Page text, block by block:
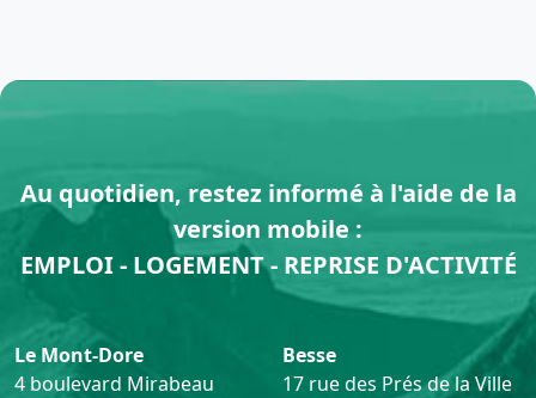
Au quotidien, restez informé à l'aide de la
version mobile :
EMPLOI - LOGEMENT - REPRISE D'ACTIVITÉ
Le Mont-Dore
4 boulevard Mirabeau
Besse
17 rue des Prés de la Ville